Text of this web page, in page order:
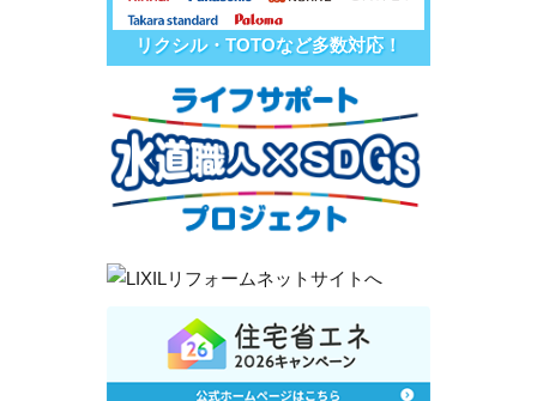
リクシル・TOTOなど多数対応！